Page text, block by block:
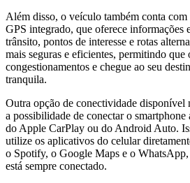
Além disso, o veículo também conta com
GPS integrado, que oferece informações
trânsito, pontos de interesse e rotas
mais seguras e eficientes, permitindo que
congestionamentos e chegue ao seu
tranquila.
Outra opção de conectividade disponível
a possibilidade de conectar o smartphone
do Apple CarPlay ou do Android Auto.
utilize os aplicativos do celular
o Spotify, o Google Maps e o
está sempre conectado.